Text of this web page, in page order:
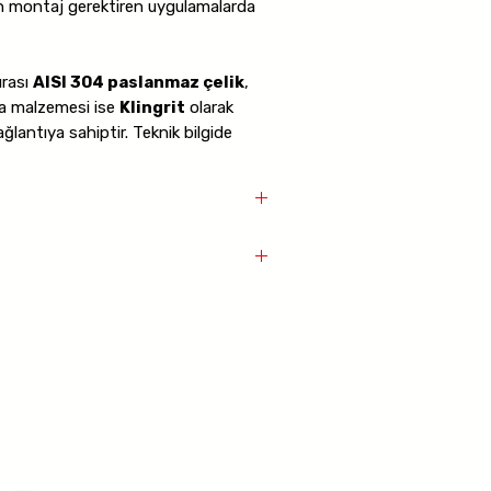
montaj gerektiren uygulamalarda
AISI 304 paslanmaz çelik,
malzemesi ise Klingrit olarak
sahiptir. Teknik bilgide
uygulamalarında güvenilir bir